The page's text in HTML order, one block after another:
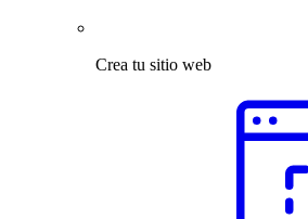
Crea tu sitio web